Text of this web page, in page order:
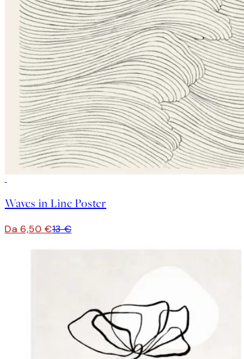
Waves in Line Poster
Da 6,50 €13 €